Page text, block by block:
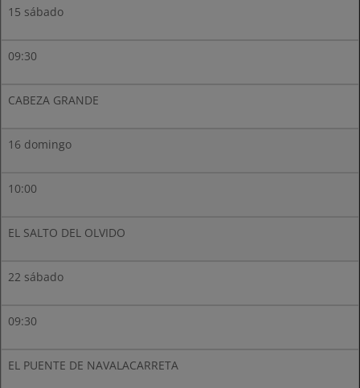
15 sábado
09:30
CABEZA GRANDE
16 domingo
10:00
EL SALTO DEL OLVIDO
22 sábado
09:30
EL PUENTE DE NAVALACARRETA